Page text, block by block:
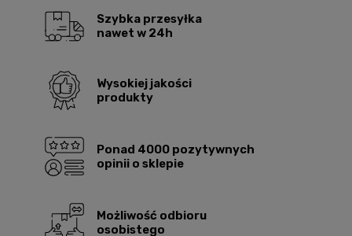
Szybka przesyłka
nawet w 24h
Wysokiej jakości
produkty
Ponad 4000 pozytywnych
opinii o sklepie
Możliwość odbioru
osobistego